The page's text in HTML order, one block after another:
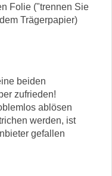
Folie ("trennen Sie
Trägerpapier)
beiden
zufrieden!
ablösen
werden, ist
gefallen